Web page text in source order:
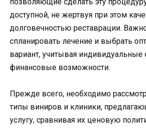
доступной, не жертвуя при этом
долговечностью реставрации.
спланировать лечение и выбрать
вариант, учитывая индивидуальные
финансовые возможности.
Прежде всего, необходимо
типы виниров и клиники,
услугу, сравнивая их ценовую